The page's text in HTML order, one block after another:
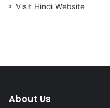
Visit Hindi Website
About Us